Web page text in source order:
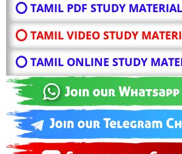
⭕ TAMIL PDF STUDY MATERIAL
⭕ TAMIL VIDEO STUDY
⭕ TAMIL ONLINE STUDY